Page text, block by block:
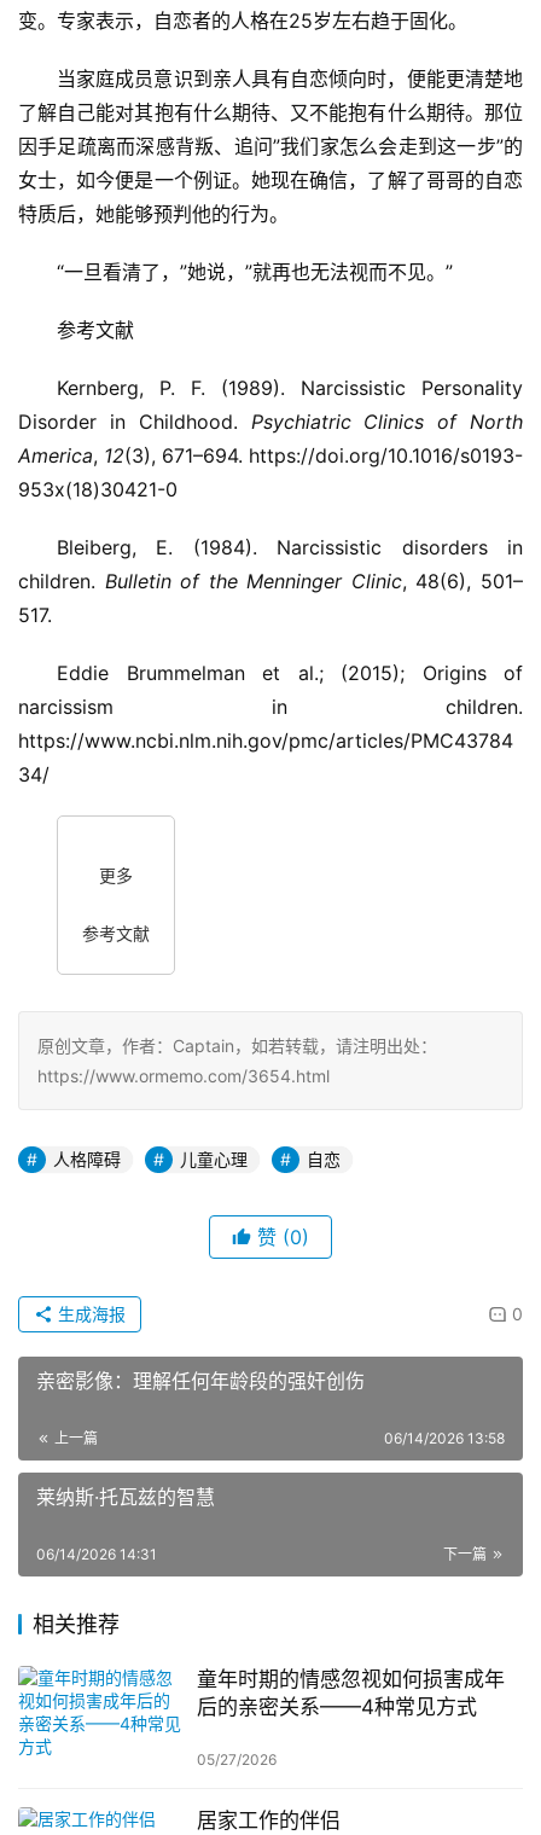
变。专家表示，自恋者的人格在25岁左右趋于固化。
当家庭成员意识到亲人具有自恋倾向时，便能更清楚地
了解自己能对其抱有什么期待、又不能抱有什么期待。那位
因手足疏离而深感背叛、追问”我们家怎么会走到这一步”的
女士，如今便是一个例证。她现在确信，了解了哥哥的自恋
特质后，她能够预判他的行为。
“一旦看清了，”她说，”就再也无法视而不见。”
参考文献
Kernberg, P. F. (1989). Narcissistic Personality
Disorder in Childhood. Psychiatric Clinics of North
America, 12(3), 671–694. https://doi.org/10.1016/s0193-
953x(18)30421-0
Bleiberg, E. (1984). Narcissistic disorders in
children. Bulletin of the Menninger Clinic, 48(6), 501–
517.
Eddie Brummelman et al.; (2015); Origins of
narcissism in children.
https://www.ncbi.nlm.nih.gov/pmc/articles/PMC43784
34/
更多
参考文献
原创文章，作者：Captain，如若转载，请注明出处：
https://www.ormemo.com/3654.html
人格障碍 儿童心理 自恋
赞 (0)
0
生成海报
亲密影像：理解任何年龄段的强奸创伤
上一篇 06/14/2026 13:58
莱纳斯·托瓦兹的智慧
下一篇
06/14/2026 14:31
相关推荐
童年时期的情感忽视如何损害成年
后的亲密关系——4种常见方式
05/27/2026
居家工作的伴侣